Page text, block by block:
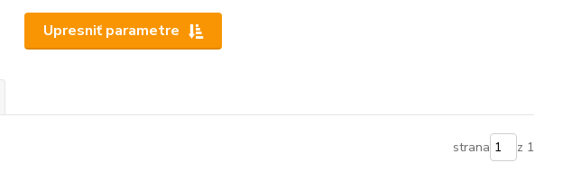
Upresniť parametre
strana z 1